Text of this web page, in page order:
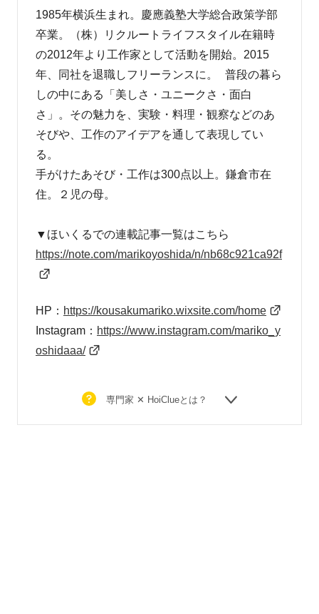
1985年横浜生まれ。慶應義塾大学総合政策学部
卒業。（株）リクルートライフスタイル在籍時
の2012年より工作家として活動を開始。2015
年、同社を退職しフリーランスに。 普段の暮ら
しの中にある「美しさ・ユニークさ・面白
さ」。その魅力を、実験・料理・観察などのあ
そびや、工作のアイデアを通して表現してい
る。
手がけたあそび・工作は300点以上。鎌倉市在
住。２児の母。
▼ほいくるでの連載記事一覧はこちら
https://note.com/marikoyoshida/n/nb68c921ca92f
HP： https://kousakumariko.wixsite.com/home
Instagram： https://www.instagram.com/mariko_y
oshidaaa/
専門家 ✕ HoiClueとは？